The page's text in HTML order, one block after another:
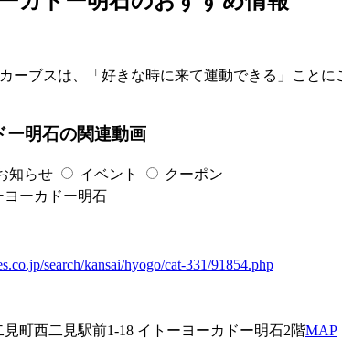
ーブスは、「好きな時に来て運動できる」こと
ー明石の関連動画
知らせ イベント
クーポン
ヨーカドー明石
search/kansai/hyogo/cat-331/91854.php
町西二見駅前1-18 イトーヨーカドー明石2階MAP